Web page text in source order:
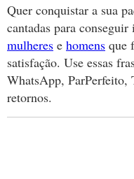
Quer conquistar a sua
cantadas para
mulheres e homens que
satisfação. Use essas
WhatsApp, ParPerfeito,
retornos.